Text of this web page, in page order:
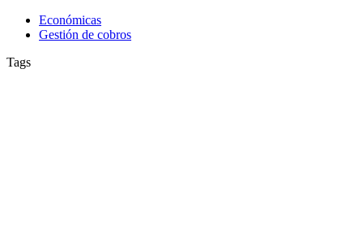
Económicas
Gestión de cobros
Tags